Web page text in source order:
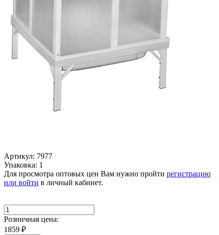
Артикул: 7977
Упаковка: 1
Для просмотра оптовых цен Вам нужно пройти регистрацию
или войти в личный кабинет.
Розничная цена:
1859 ₽